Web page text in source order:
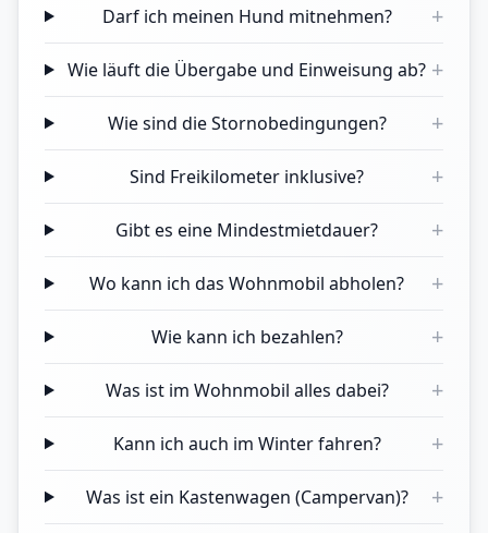
Darf ich meinen Hund mitnehmen? +
Wie läuft die Übergabe und Einweisung ab? +
Wie sind die Stornobedingungen? +
Sind Freikilometer inklusive? +
Gibt es eine Mindestmietdauer? +
Wo kann ich das Wohnmobil abholen? +
Wie kann ich bezahlen? +
Was ist im Wohnmobil alles dabei? +
Kann ich auch im Winter fahren? +
Was ist ein Kastenwagen (Campervan)? +